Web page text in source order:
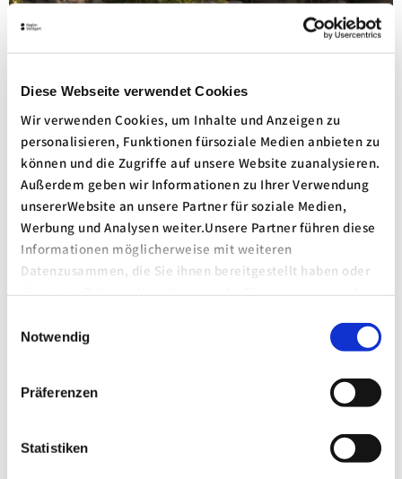
Diese Webseite verwendet Cookies
Wir verwenden Cookies, um Inhalte und Anzeigen zu
personalisieren, Funktionen fürsoziale Medien anbieten zu
können und die Zugriffe auf unsere Website zuanalysieren.
Außerdem geben wir Informationen zu Ihrer Verwendung
unsererWebsite an unsere Partner für soziale Medien,
Werbung und Analysen weiter.Unsere Partner führen diese
Informationen möglicherweise mit weiteren
Datenzusammen, die Sie ihnen bereitgestellt haben oder
die sie im Rahmen IhrerNutzung der Dienste gesammelt
Impressum|
Notwendig
Präferenzen
Statistiken
Details